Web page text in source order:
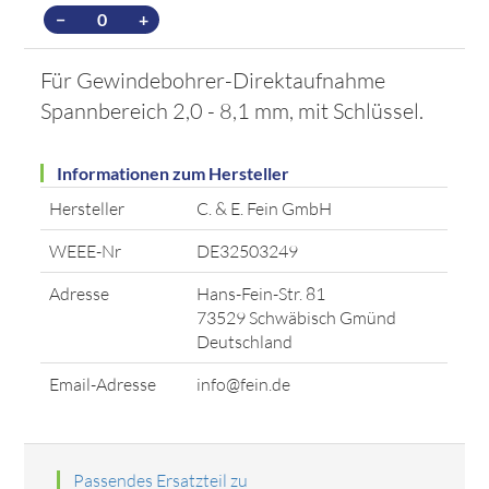
− +
Für Gewindebohrer-Direktaufnahme
Spannbereich 2,0 - 8,1 mm, mit Schlüssel.
Informationen zum Hersteller
Hersteller
C. & E. Fein GmbH
WEEE-Nr
DE32503249
Adresse
Hans-Fein-Str. 81
73529 Schwäbisch Gmünd
Deutschland
Email-Adresse
info@fein.de
Passendes Ersatzteil zu